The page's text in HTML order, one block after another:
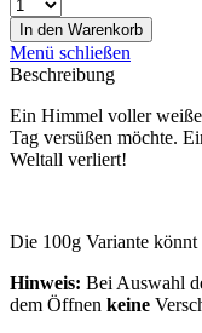
In den Warenkorb
Menü schließen
Beschreibung
Ein Himmel voller
Tag versüßen möchte.
Weltall verliert!
Die 100g Variante könnt
Hinweis: Bei Auswahl
dem Öffnen keine